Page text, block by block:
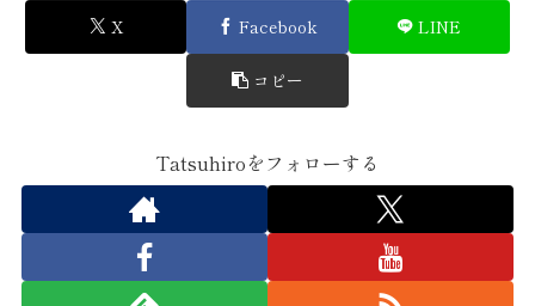
X Facebook LINE
コピー
Tatsuhiroをフォローする